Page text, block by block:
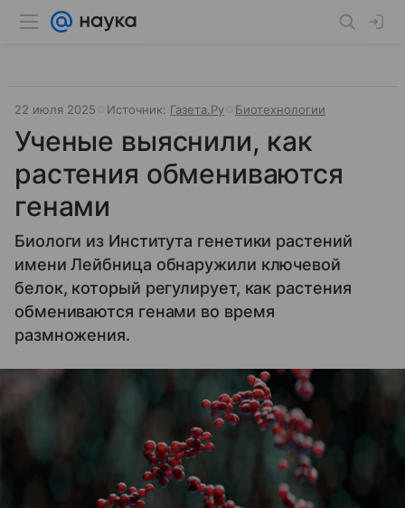
22 июля 2025 Источник: Газета.Ру Биотехнологии
Ученые выяснили, как
растения обмениваются
генами
Биологи из Института генетики растений
имени Лейбница обнаружили ключевой
белок, который регулирует, как растения
обмениваются генами во время
размножения.